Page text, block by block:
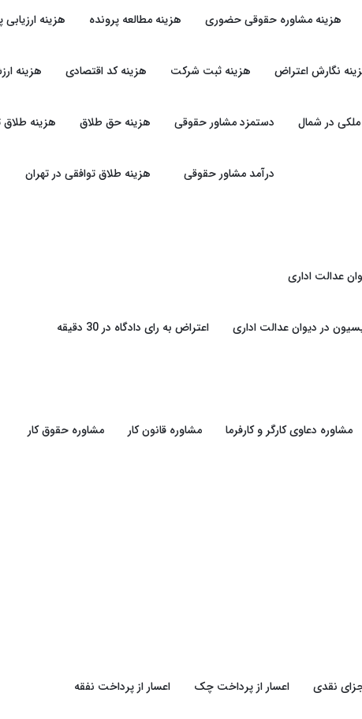
هزینه مشاوره حقوقی حضوری هزینه مطالعه پرونده هزینه
نگارش اعتراض هزینه ثبت شرکت هزینه کد اقتصادی هزینه
در شمال دستمزد مشاور حقوقی
درآمد مشاور حقوقی
هزینه حق طلاق هزینه
هزینه طلاق توافقی در تهران
عدالت اداری
در دیوان عدالت اداری اعتراض به رای دادگاه در 30 دقیقه
مشاوره دعاوی کارگر و کارفرما مشاوره قانون کار مشاوره حقوق کار
نقدی اعسار از پرداخت چک اعسار از پرداخت نفقه